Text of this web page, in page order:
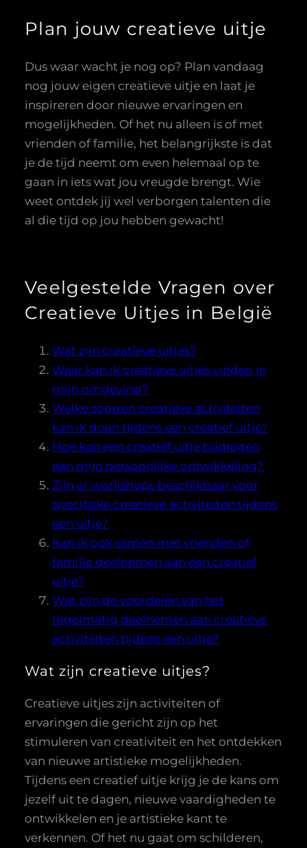
Plan jouw creatieve uitje
Dus waar wacht je nog op? Plan vandaag
nog jouw eigen creatieve uitje en laat je
inspireren door nieuwe ervaringen en
mogelijkheden. Of het nu alleen is of met
vrienden of familie, het belangrijkste is dat
je de tijd neemt om even helemaal op te
gaan in iets wat jou vreugde brengt. Wie
weet ontdek jij wel verborgen talenten die
al die tijd op jou hebben gewacht!
Veelgestelde Vragen over
Creatieve Uitjes in België
Wat zijn creatieve uitjes?
Waar kan ik creatieve uitjes vinden in
mijn omgeving?
Welke soorten creatieve activiteiten
kan ik doen tijdens een creatief uitje?
Hoe kan een creatief uitje bijdragen
aan mijn persoonlijke ontwikkeling?
Zijn er workshops beschikbaar voor
specifieke creatieve activiteiten tijdens
een uitje?
Kan ik ook samen met vrienden of
familie deelnemen aan een creatief
uitje?
Wat zijn de voordelen van het
regelmatig deelnemen aan creatieve
activiteiten tijdens een uitje?
Wat zijn creatieve uitjes?
Creatieve uitjes zijn activiteiten of
ervaringen die gericht zijn op het
stimuleren van creativiteit en het ontdekken
van nieuwe artistieke mogelijkheden.
Tijdens een creatief uitje krijg je de kans om
jezelf uit te dagen, nieuwe vaardigheden te
ontwikkelen en je artistieke kant te
verkennen. Of het nu gaat om schilderen,